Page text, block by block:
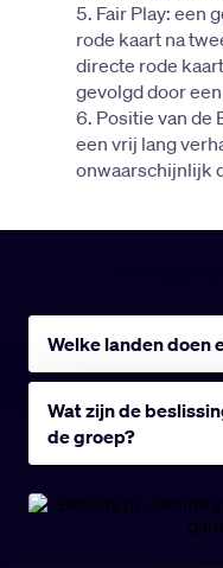
Fair Play: een
rode kaart na
directe rode
gevolgd door
Positie van de
een vrij lang
onwaarschijnlijk
Welke landen doen
Wat zijn de
de groep?